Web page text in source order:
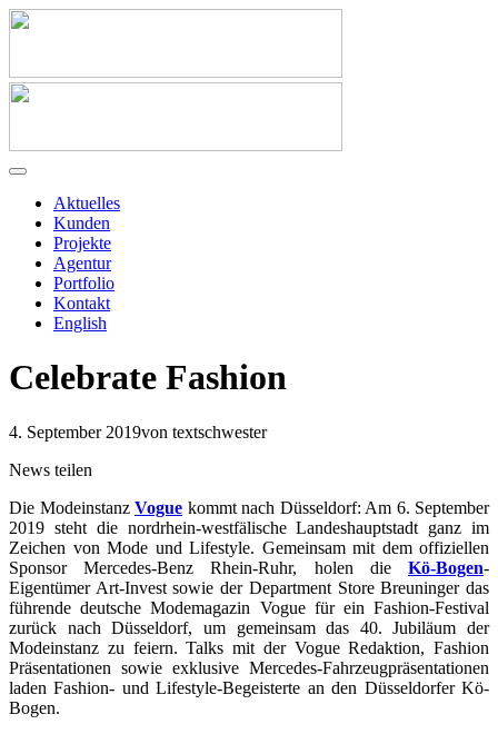
Aktuelles
Kunden
Projekte
Agentur
Portfolio
Kontakt
English
Celebrate Fashion
4. September 2019von textschwester
News teilen
Die Modeinstanz Vogue kommt nach Düsseldorf: Am 6. September
2019 steht die nordrhein-westfälische Landeshauptstadt ganz im
Zeichen von Mode und Lifestyle. Gemeinsam mit dem offiziellen
Sponsor Mercedes-Benz Rhein-Ruhr, holen die Kö-Bogen-
Eigentümer Art-Invest sowie der Department Store Breuninger das
führende deutsche Modemagazin Vogue für ein Fashion-Festival
zurück nach Düsseldorf, um gemeinsam das 40. Jubiläum der
Modeinstanz zu feiern. Talks mit der Vogue Redaktion, Fashion
Präsentationen sowie exklusive Mercedes-Fahrzeugpräsentationen
laden Fashion- und Lifestyle-Begeisterte an den Düsseldorfer Kö-
Bogen.